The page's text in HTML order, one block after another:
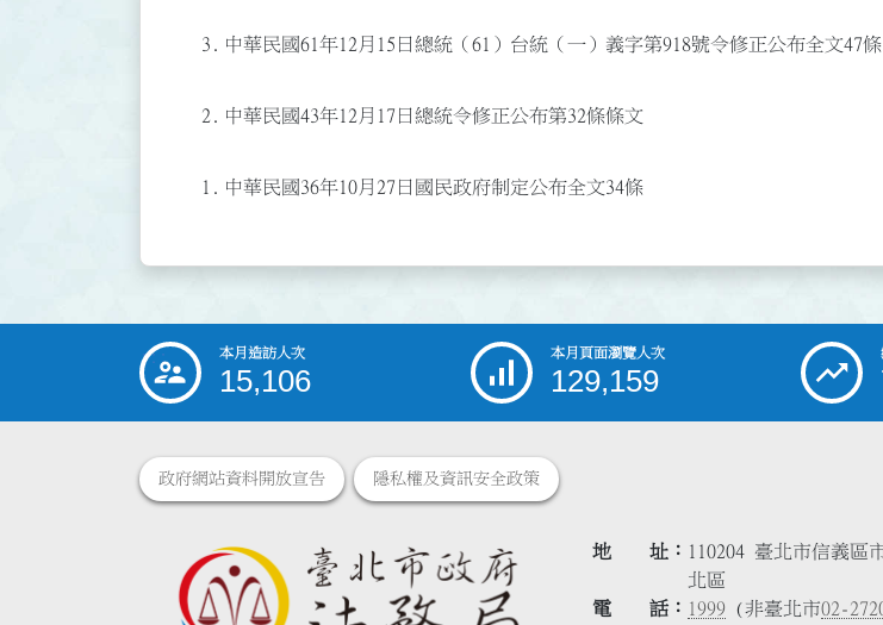
3. 中華民國61年12月15日總統（61）台統（一）義字第918號令修正公布全文47條
2. 中華民國43年12月17日總統令修正公布第32條條文
1. 中華民國36年10月27日國民政府制定公布全文34條
::: 本月造訪人次
15,106
本月頁面瀏覽人次
129,159
政府網站資料開放宣告 隱私權及資訊安全政策
地 址
110204 臺北市信義區
北區
電 話
1999 (非臺北市02-